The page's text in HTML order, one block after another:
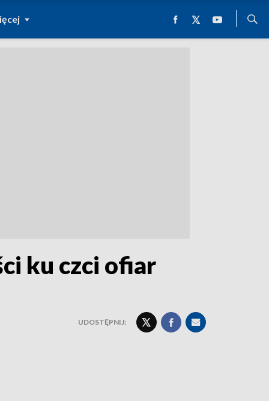
ku czci ofiar
UDOSTĘPNIJ: